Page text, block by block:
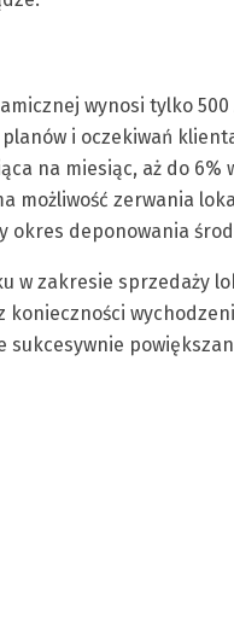
wynosi tylko
i oczekiwań
na miesiąc, aż do
możliwość zerwania
okres deponowania
w zakresie sprzedaży